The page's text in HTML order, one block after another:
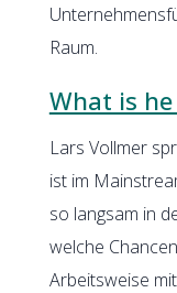
Raum.
What is
Lars Vollmer
ist im
so langsam in
welche
Arbeitsweise